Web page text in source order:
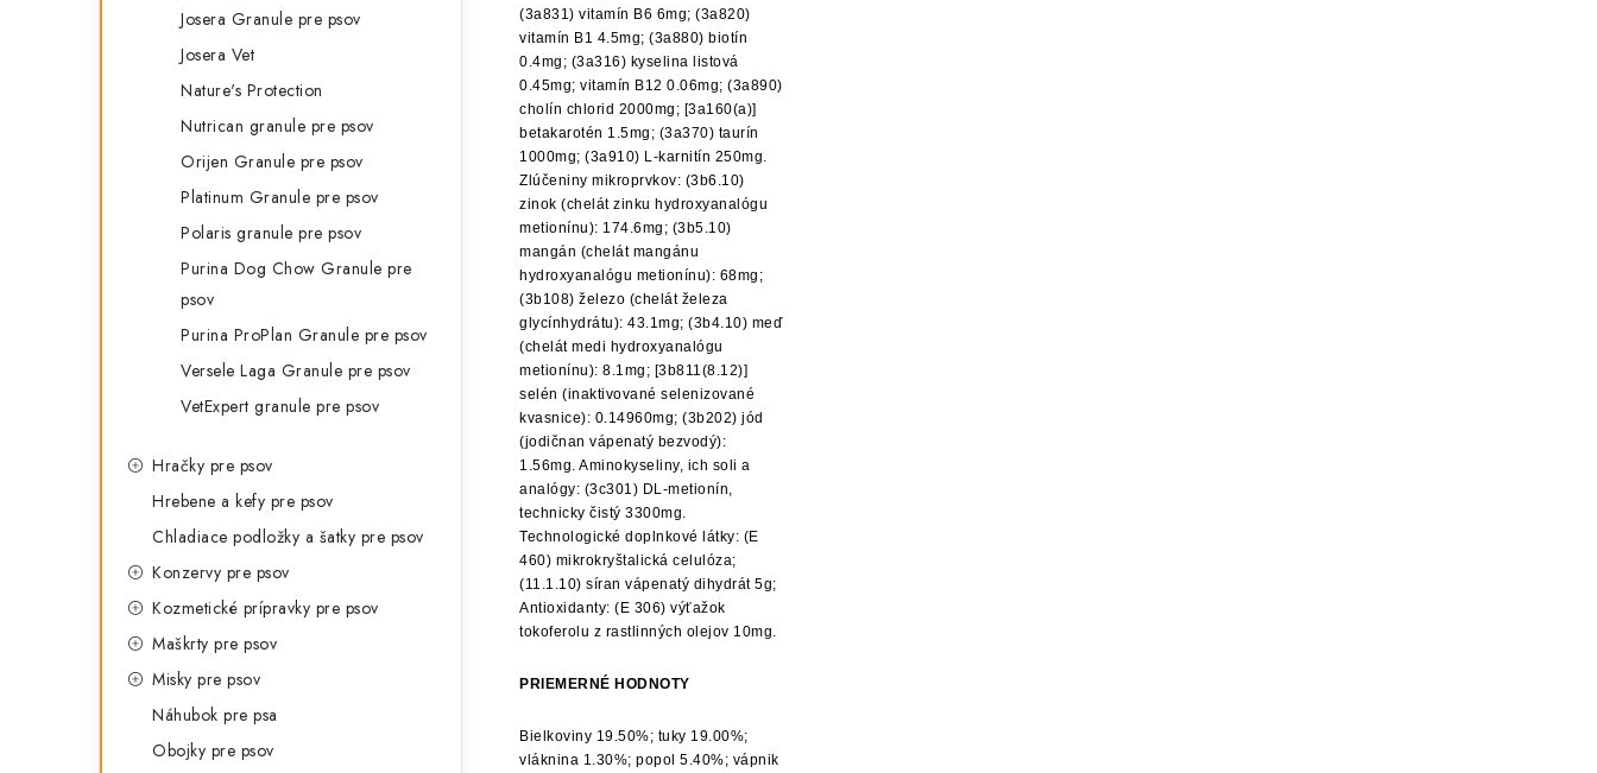
Josera Granule pre psov
Josera Vet
Nature's Protection
Nutrican granule pre psov
Orijen Granule pre psov
Platinum Granule pre psov
Polaris granule pre psov
Purina Dog Chow Granule pre
psov
Purina ProPlan Granule pre psov
Versele Laga Granule pre psov
VetExpert granule pre psov
Hračky pre psov
Hrebene a kefy pre psov
Chladiace podložky a šatky pre psov
Konzervy pre psov
Kozmetické prípravky pre psov
Maškrty pre psov
Misky pre psov
Náhubok pre psa
Obojky pre psov
(3a831) vitamín B6 6mg; (3a820)
vitamín B1 4.5mg; (3a880) biotín
0.4mg; (3a316) kyselina listová
0.45mg; vitamín B12 0.06mg; (3a890)
cholín chlorid 2000mg; [3a160(a)]
betakarotén 1.5mg; (3a370) taurín
1000mg; (3a910) L-karnitín 250mg.
Zlúčeniny mikroprvkov: (3b6.10)
zinok (chelát zinku hydroxyanalógu
metionínu): 174.6mg; (3b5.10)
mangán (chelát mangánu
hydroxyanalógu metionínu): 68mg;
(3b108) železo (chelát železa
glycínhydrátu): 43.1mg; (3b4.10) meď
(chelát medi hydroxyanalógu
metionínu): 8.1mg; [3b811(8.12)]
selén (inaktivované selenizované
kvasnice): 0.14960mg; (3b202) jód
(jodičnan vápenatý bezvodý):
1.56mg. Aminokyseliny, ich soli a
analógy: (3c301) DL-metionín,
technicky čistý 3300mg.
Technologické doplnkové látky: (E
460) mikrokryštalická celulóza;
(11.1.10) síran vápenatý dihydrát 5g;
Antioxidanty: (E 306) výťažok
tokoferolu z rastlinných olejov 10mg.
PRIEMERNÉ HODNOTY
Bielkoviny 19.50%; tuky 19.00%;
vláknina 1.30%; popol 5.40%; vápnik